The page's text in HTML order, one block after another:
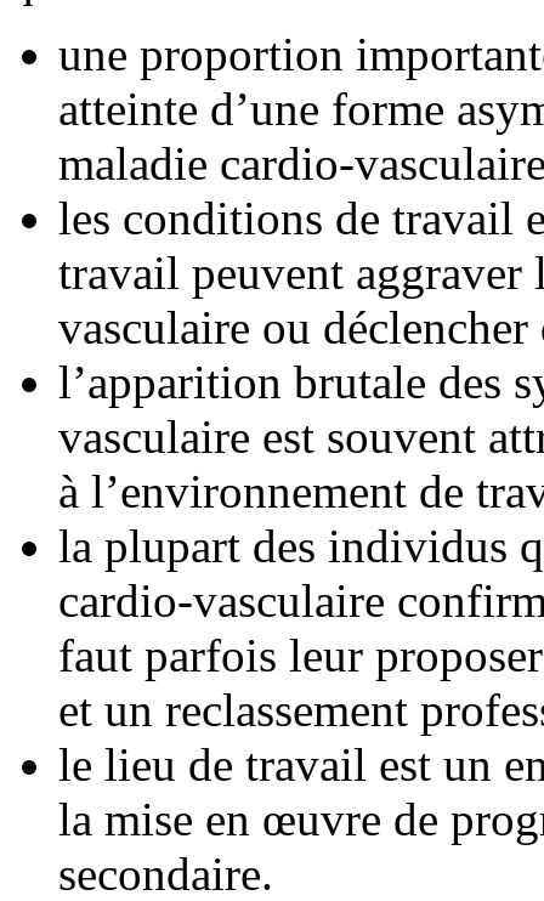
une proportion
atteinte d’une forme
maladie cardio-
les conditions de travail
travail peuvent aggraver
vasculaire ou
l’apparition brutale des
vasculaire est souvent
à l’environnement de
la plupart des individus
cardio-vasculaire
faut parfois leur
et un reclassement
le lieu de travail est un
la mise en œuvre de
secondaire.